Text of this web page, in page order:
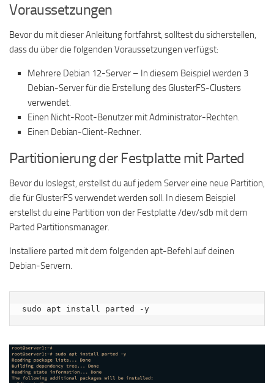
Voraussetzungen
Bevor du mit dieser Anleitung fortfährst, solltest du sicherstellen,
dass du über die folgenden Voraussetzungen verfügst:
Mehrere Debian 12-Server – In diesem Beispiel werden 3
Debian-Server für die Erstellung des GlusterFS-Clusters
verwendet.
Einen Nicht-Root-Benutzer mit Administrator-Rechten.
Einen Debian-Client-Rechner.
Partitionierung der Festplatte mit Parted
Bevor du loslegst, erstellst du auf jedem Server eine neue Partition,
die für GlusterFS verwendet werden soll. In diesem Beispiel
erstellst du eine Partition von der Festplatte /dev/sdb mit dem
Parted Partitionsmanager.
Installiere parted mit dem folgenden apt-Befehl auf deinen
Debian-Servern.
sudo apt install parted -y